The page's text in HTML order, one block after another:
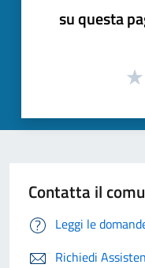
su questa
Contatta il
Leggi le
Richiedi